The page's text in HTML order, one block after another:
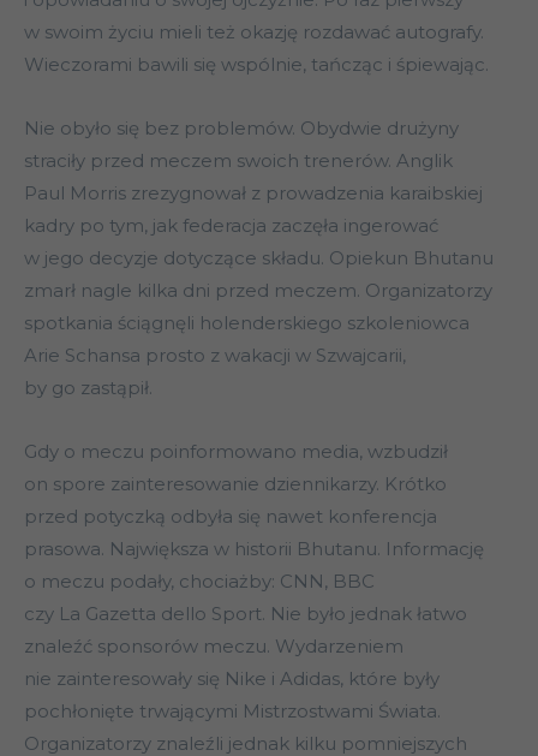
w swoim życiu mieli też okazję rozdawać autografy.
Wieczorami bawili się wspólnie, tańcząc i śpiewając.
Nie obyło się bez problemów. Obydwie drużyny
straciły przed meczem swoich trenerów. Anglik
Paul Morris zrezygnował z prowadzenia karaibskiej
kadry po tym, jak federacja zaczęła ingerować
w jego decyzje dotyczące składu. Opiekun Bhutanu
zmarł nagle kilka dni przed meczem. Organizatorzy
spotkania ściągnęli holenderskiego szkoleniowca
Arie Schansa prosto z wakacji w Szwajcarii,
by go zastąpił.
Gdy o meczu poinformowano media, wzbudził
on spore zainteresowanie dziennikarzy. Krótko
przed potyczką odbyła się nawet konferencja
prasowa. Największa w historii Bhutanu. Informację
o meczu podały, chociażby: CNN, BBC
czy La Gazetta dello Sport. Nie było jednak łatwo
znaleźć sponsorów meczu. Wydarzeniem
nie zainteresowały się Nike i Adidas, które były
pochłonięte trwającymi Mistrzostwami Świata.
Organizatorzy znaleźli jednak kilku pomniejszych